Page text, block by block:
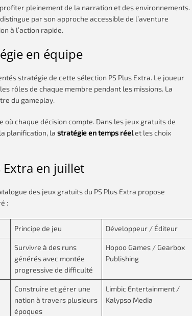
pleinement de la narration et des environnements.
par son approche accessible de l’aventure
à l’action rapide.
en équipe
stratégie de cette sélection PS Plus Extra. Le joueur
rôles de chaque membre pendant les missions. La
du gameplay.
chaque décision compte. Dans les jeux gratuits de
planification, la stratégie en temps réelet les choix
Extra en juillet
des jeux gratuits du PS Plus Extra propose
:
Principe de jeu Développeur / Éditeur
Survivre à des runs
générés avec montée
progressive de difficulté
Hopoo Games / Gearbox
Publishing
Construire et gérer une
nation à travers plusieurs
époques
Limbic Entertainment /
Kalypso Media